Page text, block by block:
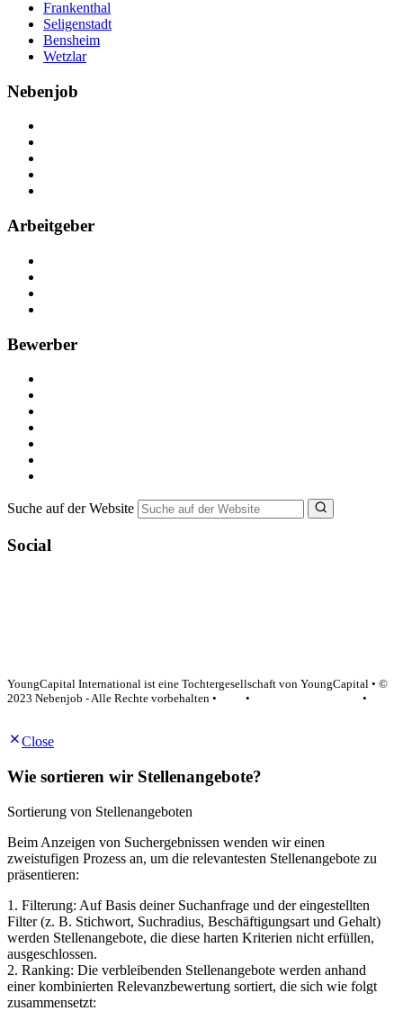
Frankenthal
Seligenstadt
Bensheim
Wetzlar
Nebenjob
Arbeitgeber
Bewerber
Suche auf der Website
Social
YoungCapital International ist eine Tochtergesellschaft von YoungCapital • ©
2023 Nebenjob - Alle Rechte vorbehalten •
•
•
Close
Wie sortieren wir Stellenangebote?
Sortierung von Stellenangeboten
Beim Anzeigen von Suchergebnissen wenden wir einen
zweistufigen Prozess an, um die relevantesten Stellenangebote zu
präsentieren:
1. Filterung: Auf Basis deiner Suchanfrage und der eingestellten
Filter (z. B. Stichwort, Suchradius, Beschäftigungsart und Gehalt)
werden Stellenangebote, die diese harten Kriterien nicht erfüllen,
ausgeschlossen.
2. Ranking: Die verbleibenden Stellenangebote werden anhand
einer kombinierten Relevanzbewertung sortiert, die sich wie folgt
zusammensetzt: